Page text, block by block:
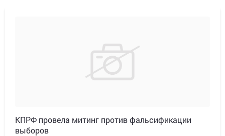
КПРФ провела митинг против фальсификации
выборов